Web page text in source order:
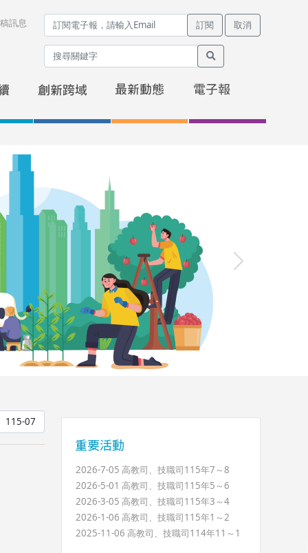
訊息 訂閱 取消
Next
2026-7-05 高教司、技職司115年7～8
2026-5-01 高教司、技職司115年5～6
2026-3-05 高教司、技職司115年3～4
2026-1-06 高教司、技職司115年1～2
2025-11-06 高教司、技職司114年11～1